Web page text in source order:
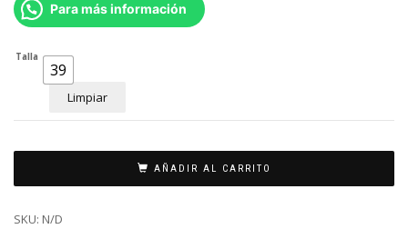
Para más información
Talla
39
Limpiar
AÑADIR AL CARRITO
SKU: N/D